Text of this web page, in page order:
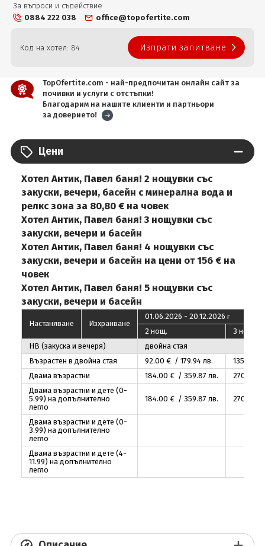
За въпроси и съдействие
0884 222 038
office@topofertite.com
Код на хотел: 84 Изпрати запитване
TopOfertite.com - най-предпочитан онлайн сайт за
почивки и услуги с отстъпки!
Благодарим на нашите клиенти и партньори
за доверието!
Цени
Хотел Антик, Павел баня! 2 нощувки със
закуски, вечери, басейн с минерална вода и
релкс зона за 80,80 € на човек
Хотел Антик, Павел баня! 3 нощувки със
закуски, вечери и басейн
Хотел Антик, Павел баня! 4 нощувки със
закуски, вечери и басейн на цени от 156 € на
човек
Хотел Антик, Павел баня! 5 нощувки със
закуски, вечери и басейн
Настаняване Изхранване
01.06.2026 - 20.12.2026 г
2 нощ.
3 нощ.
НВ (закуска и вечеря)
двойна стая
Възрастен в двойна стая
92.00 € / 179.94лв. 135
Двама възрастни
184.00 € / 359.87 лв. 270
Двама възрастни и дете (0-
5.99) на допълнително
легло
184.00 € / 359.87 лв. 270
Двама възрастни и дете (0-
3.99) на допълнително
легло
Двама възрастни и дете (4-
11.99) на допълнително
легло